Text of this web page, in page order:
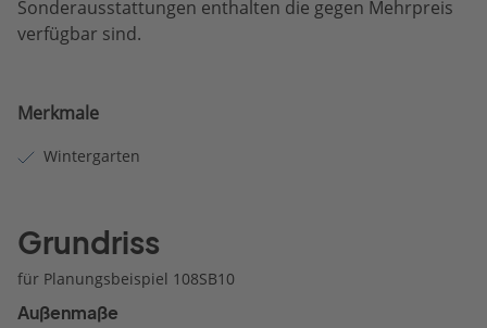
Sonderausstattungen enthalten die gegen Mehrpreis
verfügbar sind.
Merkmale
Wintergarten
Grundriss
für Planungsbeispiel 108SB10
Außenmaße